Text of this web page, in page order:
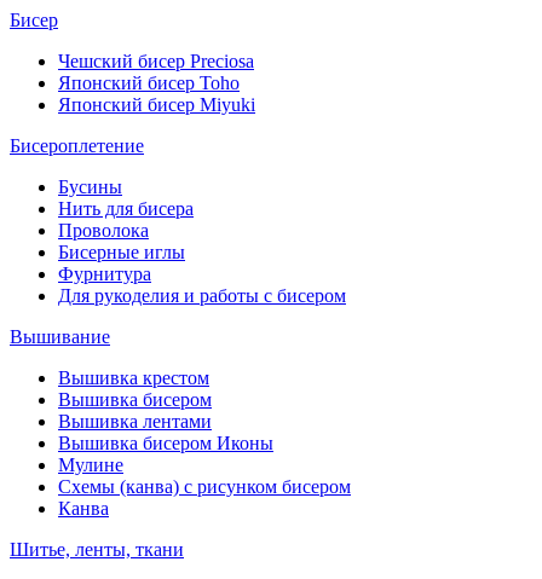
Бисер
Чешский бисер Preciosa
Японский бисер Toho
Японский бисер Miyuki
Бисероплетение
Бусины
Нить для бисера
Проволока
Бисерные иглы
Фурнитура
Для рукоделия и работы с бисером
Вышивание
Вышивка крестом
Вышивка бисером
Вышивка лентами
Вышивка бисером Иконы
Мулине
Схемы (канва) с рисунком бисером
Канва
Шитье, ленты, ткани